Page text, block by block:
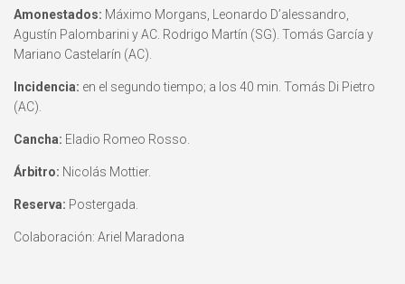
Amonestados: Máximo Morgans, Leonardo D’alessandro,
Agustín Palombarini y AC. Rodrigo Martín (SG). Tomás García y
Mariano Castelarín (AC).
Incidencia: en el segundo tiempo; a los 40 min. Tomás Di Pietro
(AC).
Cancha: Eladio Romeo Rosso.
Árbitro: Nicolás Mottier.
Reserva: Postergada.
Colaboración: Ariel Maradona